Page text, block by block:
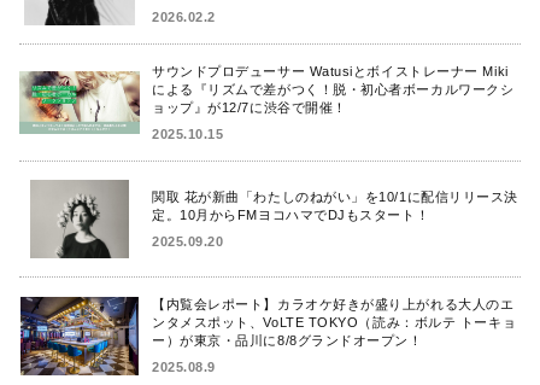
2026.02.2
サウンドプロデューサー Watusiとボイストレーナー Miki
による『リズムで差がつく！脱・初心者ボーカルワークシ
ョップ』が12/7に渋谷で開催！
2025.10.15
関取 花が新曲「わたしのねがい」を10/1に配信リリース決
定。10月からFMヨコハマでDJもスタート！
2025.09.20
【内覧会レポート】カラオケ好きが盛り上がれる大人のエ
ンタメスポット、VoLTE TOKYO（読み：ボルテ トーキョ
ー）が東京・品川に8/8グランドオープン！
2025.08.9